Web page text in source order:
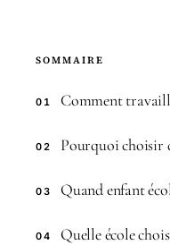
SOMMAIRE
01 Comment
02 Pourquoi choisir
03 Quand enfant
04 Quelle école